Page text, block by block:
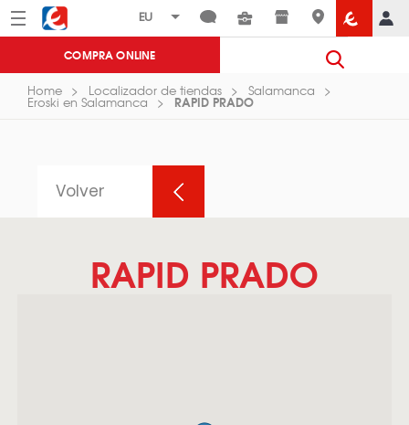
Menú Eroski
COMPRA ONLINE
Home Localizador de tiendas Salamanca
Eroski en Salamanca RAPID PRADO
Volver
RAPID PRADO